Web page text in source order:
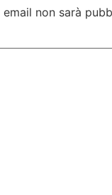
non sarà